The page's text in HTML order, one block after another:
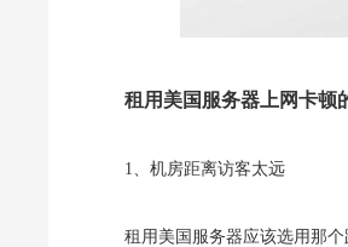
租用美国服务器上网卡顿
1、机房距离访客太远
租用美国服务器应该选用那